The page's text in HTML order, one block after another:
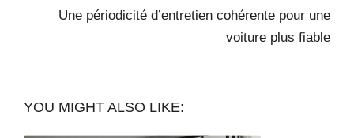
Une périodicité d’entretien cohérente pour une
voiture plus fiable
YOU MIGHT ALSO LIKE: